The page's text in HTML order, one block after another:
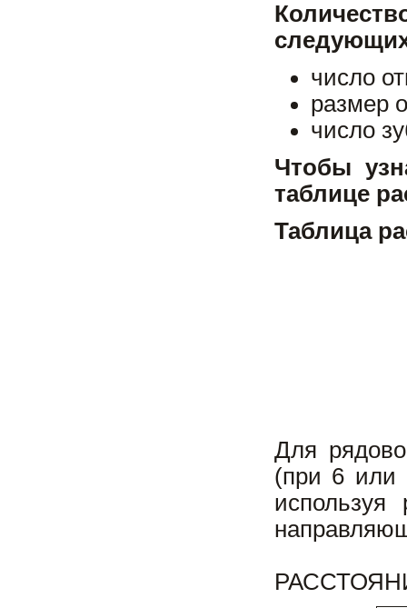
число
размер
число
Чтобы
таблице
Таблица
Для
(при 6 или
используя